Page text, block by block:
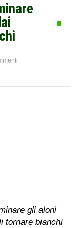
gli aloni
tornare bianchi